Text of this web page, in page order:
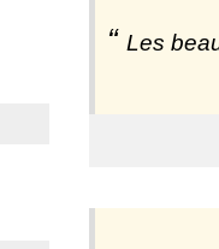
Les